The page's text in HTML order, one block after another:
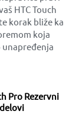
HTC Touch
korak bliže ka
koja
unapređenja
Pro Rezervni
delovi